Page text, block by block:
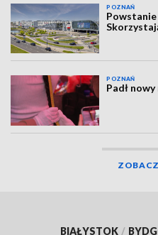
POZNAŃ
POZNAŃ
Padł
BIAŁYSTOK /